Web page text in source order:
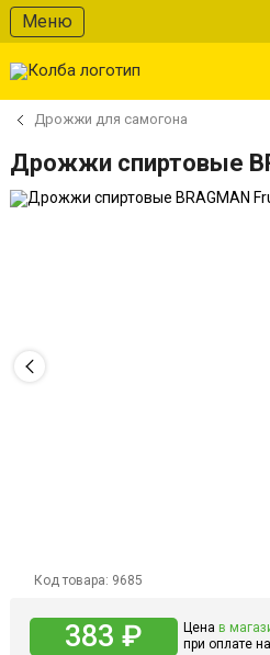
Меню
Дрожжи для самогона
Дрожжи спиртовые
Код товара: 9685
383 ₽ Цена в
при оплате